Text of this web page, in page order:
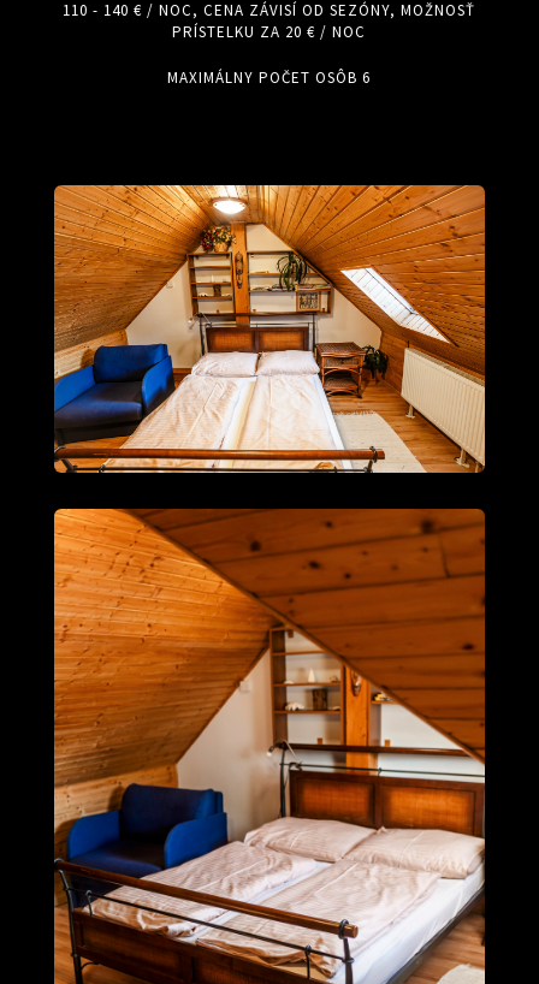
110 - 140 € / NOC, CENA ZÁVISÍ OD SEZÓNY, MOŽNOSŤ
PRÍSTELKU ZA 20 € / NOC
MAXIMÁLNY POČET OSÔB 6